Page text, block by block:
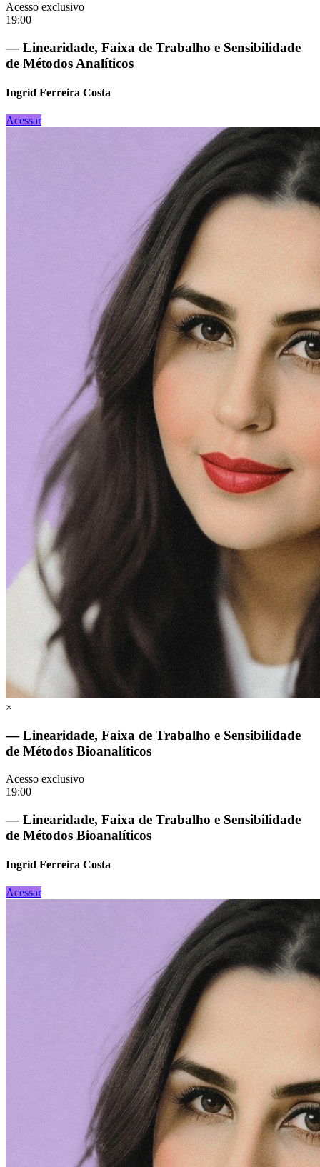
Acesso exclusivo
19:00
— Linearidade, Faixa de Trabalho e Sensibilidade
de Métodos Analíticos
Ingrid Ferreira Costa
Acessar
×
— Linearidade, Faixa de Trabalho e Sensibilidade
de Métodos Bioanalíticos
Acesso exclusivo
19:00
— Linearidade, Faixa de Trabalho e Sensibilidade
de Métodos Bioanalíticos
Ingrid Ferreira Costa
Acessar